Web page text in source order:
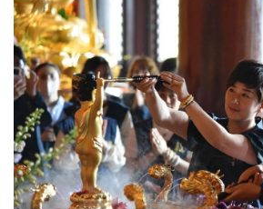
佛
教
艺
政
策
法